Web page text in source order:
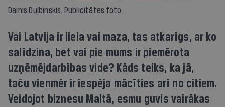
Dainis Duļbinskis. Publicitātes foto.
Vai Latvija ir liela vai maza, tas atkarīgs, ar ko
salīdzina, bet vai pie mums ir piemērota
uzņēmējdarbības vide? Kāds teiks, ka jā,
taču vienmēr ir iespēja mācīties arī no citiem.
Veidojot biznesu Maltā, esmu guvis vairākas